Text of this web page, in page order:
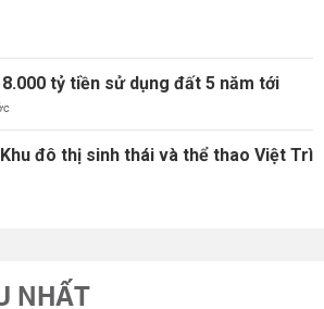
tỷ tiền sử dụng đất 5 năm tới
đô thị sinh thái và thể thao Việt Trì
NHẤT